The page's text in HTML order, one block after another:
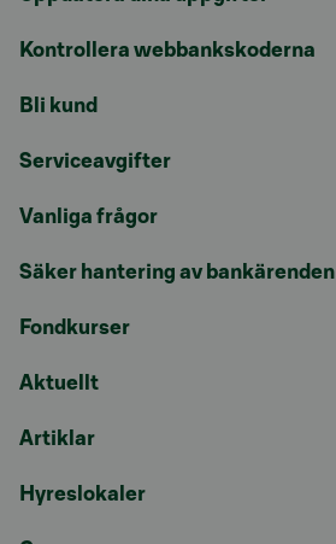
Kontrollera webbankskoderna
Bli kund
Serviceavgifter
Vanliga frågor
Säker hantering av bankärenden
Fondkurser
Aktuellt
Artiklar
Hyreslokaler